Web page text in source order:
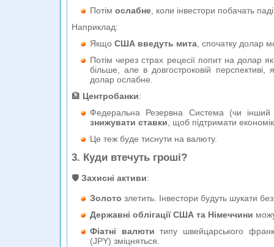
Потім ослабне, коли інвестори побачать
Наприклад:
Якщо США введуть мита, спочатку долар
Потім через страх рецесії попит на долар
більше, але в довгостроковій перспективі,
долар ослабне.
🏦 Центробанки:
Федеральна Резервна Система (чи
знижувати ставки, щоб підтримати
Це теж буде тиснути на валюту.
3. Куди втечуть гроші?
🛡️ Захисні активи:
Золото злетить. Інвестори будуть шукати
Державні облігації США та Німеччини
Фіатні валюти типу швейцарського
(JPY) зміцняться.